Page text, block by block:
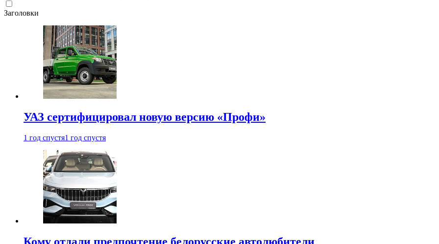
Заголовки
УАЗ сертифицировал новую версию «Профи»
1 год спустя1 год спустя
Кому отдали предпочтение белорусские автолюбители